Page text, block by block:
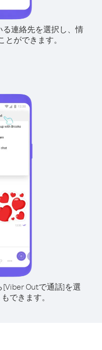
る連絡先を選択し、情
ができます。
Outで通話]を選
できます。